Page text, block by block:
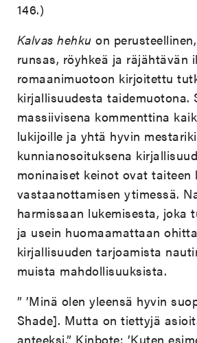
146.)
Kalvas hehku on
runsas, röyhkeä ja räjähtävän
romaanimuotoon kirjoitettu
kirjallisuudesta taidemuotona.
massiivisena kommenttina
lukijoille ja yhtä hyvin
kunnianosoituksena
moninaiset keinot ovat taiteen
vastaanottamisen ytimessä.
harmissaan lukemisesta, joka
ja usein huomaamattaan
kirjallisuuden tarjoamista
muista mahdollisuuksista.
” ’Minä olen yleensä hyvin
Shade]. Mutta on tiettyjä
anteeksi.” Kinbote: ’Kuten